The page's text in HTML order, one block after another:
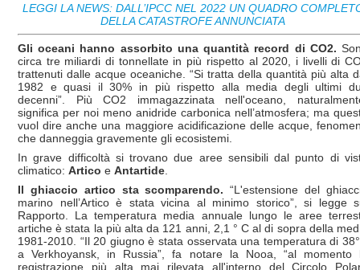
LEGGI LA NEWS: DALL’IPCC NEL 2022 UN QUADRO
DELLA CATASTROFE ANNUNCIATA
Gli oceani hanno assorbito una quantità record di CO2.
circa tre miliardi di tonnellate in più rispetto al 2020, i livelli di
trattenuti dalle acque oceaniche. “Si tratta della quantità più alta
1982 e quasi il 30% in più rispetto alla media degli ultimi
decenni”. Più CO2 immagazzinata nell'oceano,
significa per noi meno anidride carbonica nell’atmosfera; ma
vuol dire anche una maggiore acidificazione delle acque,
che danneggia gravemente gli ecosistemi.
In grave difficoltà si trovano due aree sensibili dal punto di
climatico: Artico e Antartide
Il ghiaccio artico sta scomparendo.“L'estensione del
marino nell’Artico è stata vicina al minimo storico”, si legge
Rapporto. La temperatura media annuale lungo le aree
artiche è stata la più alta da 121 anni, 2,1 ° C al di sopra della
1981-2010. “Il 20 giugno è stata osservata una temperatura di
a Verkhoyansk, in Russia”, fa notare la Nooa, “al momento
registrazione più alta mai rilevata all'interno del Circolo